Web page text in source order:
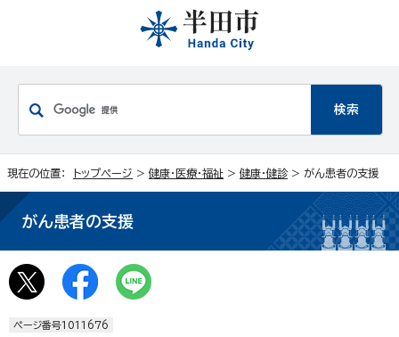
現在の位置： トップページ > 健康・医療・福祉 > 健康・健診> がん患者の支援
がん患者の支援
ページ番号1011676